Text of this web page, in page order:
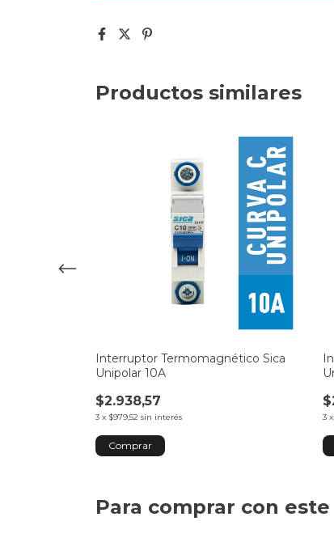
Productos similares
Interruptor Termomagnético Sica
Unipolar 10A
$2.938,57
3 x $979,52 sin interés 3 x
Para comprar con